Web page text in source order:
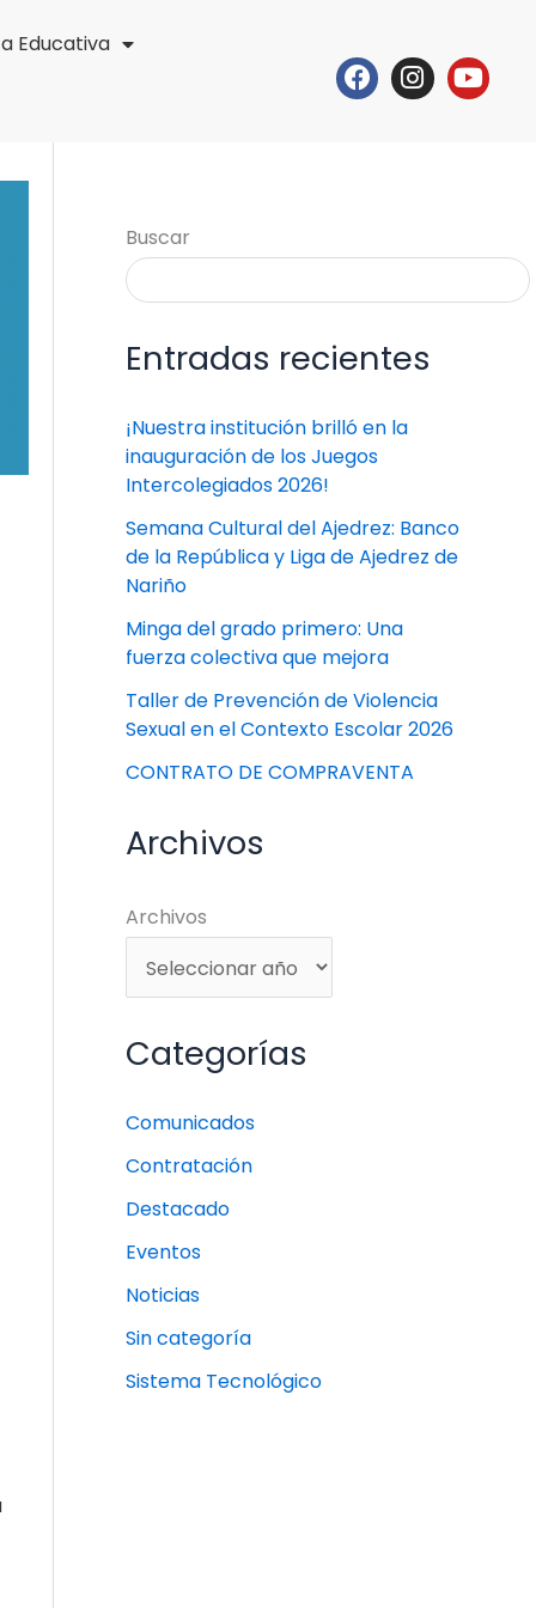
Educativa
Facebook
Buscar
Entradas recientes
¡Nuestra institución brilló en la
inauguración de los Juegos
Intercolegiados 2026!
Semana Cultural del Ajedrez: Banco
de la República y Liga de Ajedrez de
Nariño
Minga del grado primero: Una
fuerza colectiva que mejora
Taller de Prevención de Violencia
Sexual en el Contexto Escolar 2026
CONTRATO DE COMPRAVENTA
Archivos
Archivos
Categorías
Comunicados
Contratación
Destacado
Eventos
Noticias
Sin categoría
Sistema Tecnológico